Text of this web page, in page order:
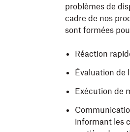
problèmes de
cadre de nos
sont formées
Réaction
Évaluation de
Exécution de
informant les